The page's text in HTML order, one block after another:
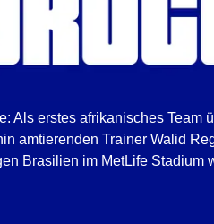
Als erstes afrikanisches Team
amtierenden Trainer Walid
Brasilien im MetLife Stadium